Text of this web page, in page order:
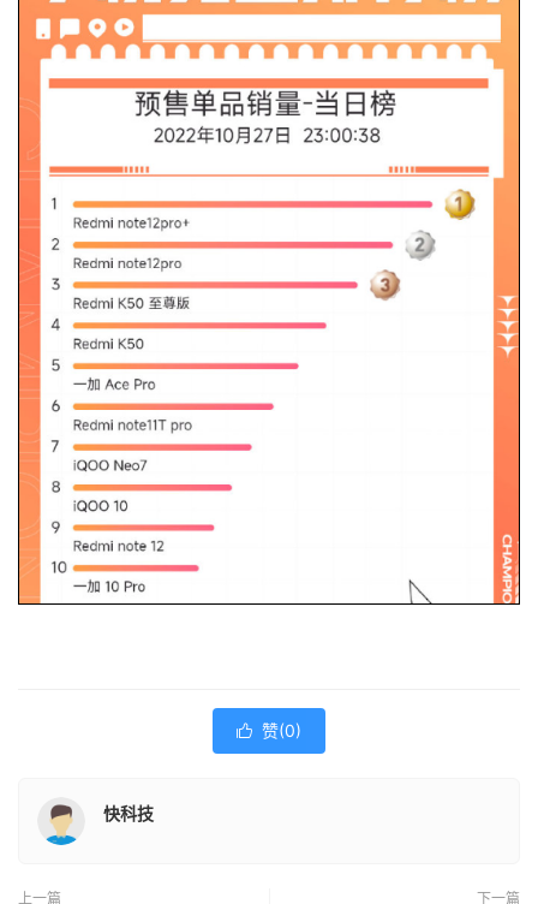
 赞(0)
快科技
上一篇 下一篇